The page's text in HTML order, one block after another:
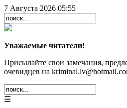
7 Августа 2026 05:55
Уважаемые читатели!
Присылайте свои замечания,
очевидцев на
☰